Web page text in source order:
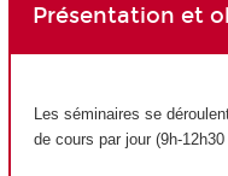
Présentation et
Les séminaires se
de cours par jour (9h-